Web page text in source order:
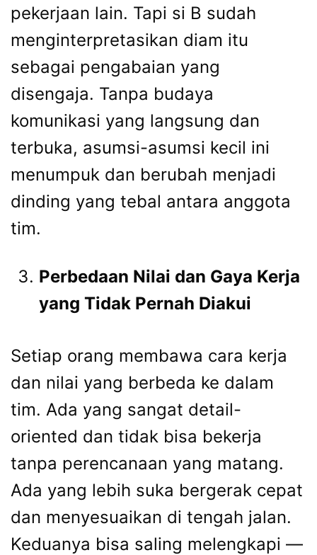
pekerjaan lain. Tapi si B sudah
menginterpretasikan diam itu
sebagai pengabaian yang
disengaja. Tanpa budaya
komunikasi yang langsung dan
terbuka, asumsi-asumsi kecil ini
menumpuk dan berubah menjadi
dinding yang tebal antara anggota
tim.
Perbedaan Nilai dan Gaya Kerja
yang Tidak Pernah Diakui
Setiap orang membawa cara kerja
dan nilai yang berbeda ke dalam
tim. Ada yang sangat detail-
oriented dan tidak bisa bekerja
tanpa perencanaan yang matang.
Ada yang lebih suka bergerak cepat
dan menyesuaikan di tengah jalan.
Keduanya bisa saling melengkapi —